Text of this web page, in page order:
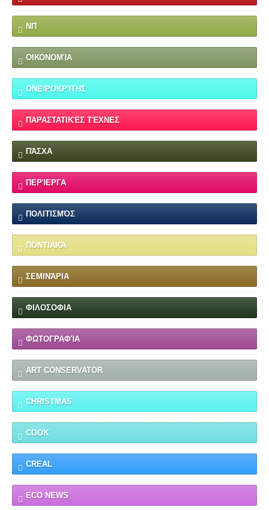
ΝΠ
ΟΙΚΟΝΟΜΊΑ
ΟΝΕΙΡΟΚΡΊΤΗΣ
ΠΑΡΑΣΤΑΤΙΚΈΣ ΤΈΧΝΕΣ
ΠΆΣΧΑ
ΠΕΡΊΕΡΓΑ
ΠΟΛΙΤΙΣΜΌΣ
ΠΟΝΤΙΑΚΆ
ΣΕΜΙΝΆΡΙΑ
ΦΙΛΟΣΟΦΙΑ
ΦΩΤΟΓΡΑΦΊΑ
ART CONSERVATOR
CHRISTMAS
COOK
CREAL
ECO NEWS